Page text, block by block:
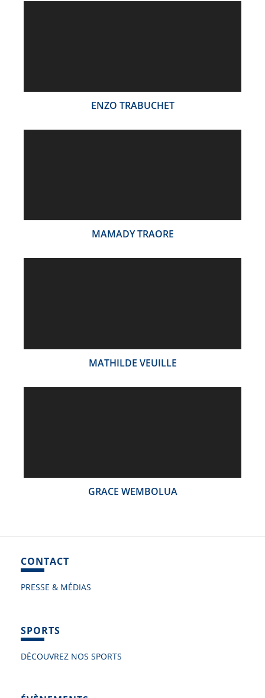
ENZO TRABUCHET
MAMADY TRAORE
MATHILDE VEUILLE
GRACE WEMBOLUA
CONTACT
PRESSE & MÉDIAS
SPORTS
DÉCOUVREZ NOS SPORTS